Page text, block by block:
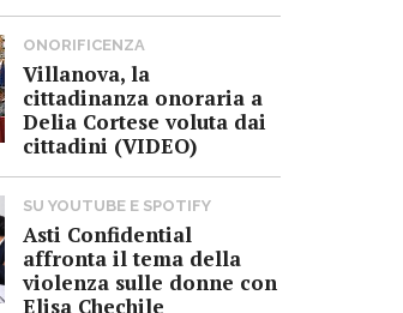
ONORIFICENZA
Villanova, la
cittadinanza onoraria a
Delia Cortese voluta dai
cittadini (VIDEO)
SU YOUTUBE E SPOTIFY
Asti Confidential
affronta il tema della
violenza sulle donne con
Elisa Chechile